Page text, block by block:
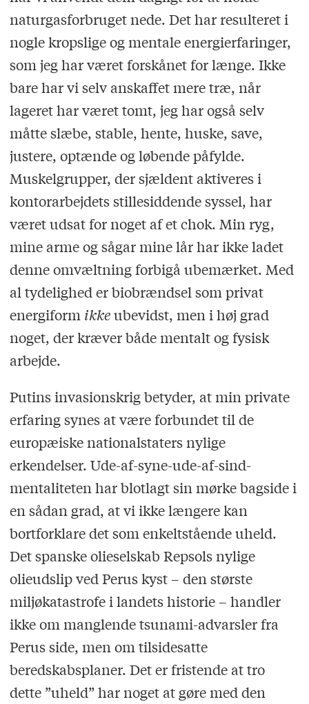
naturgasforbruget nede. Det har resulteret i
nogle kropslige og mentale energierfaringer,
som jeg har været forskånet for længe. Ikke
bare har vi selv anskaffet mere træ, når
lageret har været tomt, jeg har også selv
måtte slæbe, stable, hente, huske, save,
justere, optænde og løbende påfylde.
Muskelgrupper, der sjældent aktiveres i
kontorarbejdets stillesiddende syssel, har
været udsat for noget af et chok. Min ryg,
mine arme og sågar mine lår har ikke ladet
denne omvæltning forbigå ubemærket. Med
al tydelighed er biobrændsel som privat
energiform ikkeubevidst, men i høj grad
noget, der kræver både mentalt og fysisk
arbejde.
Putins invasionskrig betyder, at min private
erfaring synes at være forbundet til de
europæiske nationalstaters nylige
erkendelser. Ude-af-syne-ude-af-sind-
mentaliteten har blotlagt sin mørke bagside i
en sådan grad, at vi ikke længere kan
bortforklare det som enkeltstående uheld.
Det spanske olieselskab Repsols nylige
olieudslip ved Perus kyst – den største
miljøkatastrofe i landets historie – handler
ikke om manglende tsunami-advarsler fra
Perus side, men om tilsidesatte
beredskabsplaner. Det er fristende at tro
dette ”uheld” har noget at gøre med den